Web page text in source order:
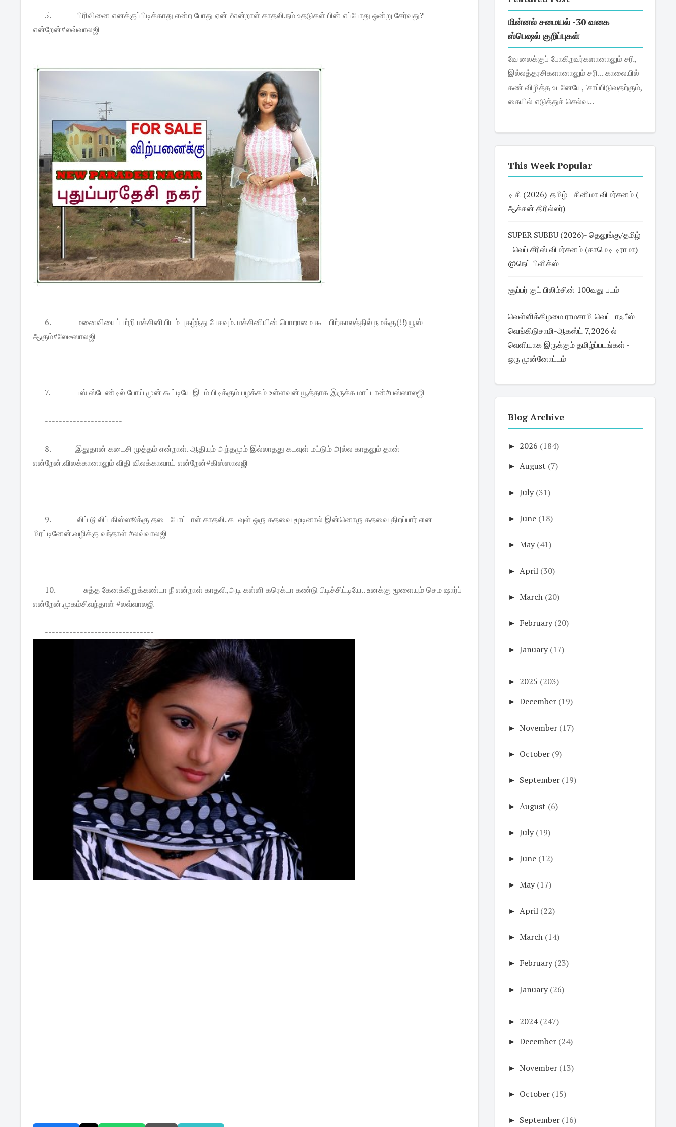
5.
பிரிவினை எனக்குப்பிடிக்காது என்ற போது ஏன் ?என்றாள் காதலி.நம் உதடுகள் பின் எப்போது ஒன்று சேர்வது?
என்றேன்#லவ்வாலஜி
--------------------
6.
மனைவியைப்பற்றி மச்சினியிடம் புகழ்ந்து பேசவும். மச்சினியின் பொறாமை கூட பிற்காலத்தில் நமக்கு(!!) யூஸ்
ஆகும்#லேடீஸாலஜி
-----------------------
7. பஸ் ஸ்டேண்டில் போய் முன் கூட்டியே இடம் பிடிக்கும் பழக்கம் உள்ளவன் யூத்தாக இருக்க மாட்டான்#பஸ்ஸாலஜி
----------------------
8.
இதுதான் கடைசி முத்தம் என்றாள். ஆதியும் அந்தமும் இல்லாதது கடவுள் மட்டும் அல்ல காதலும் தான்
என்றேன்.விலக்கானாலும் விதி விலக்காவாய் என்றேன்#கிஸ்ஸாலஜி
----------------------------
9.
லிப் டூ லிப் கிஸ்ஸூக்கு தடை போட்டாள் காதலி. கடவுள் ஒரு கதவை மூடினால் இன்னொரு கதவை திறப்பார் என
மிரட்டினேன்.வழிக்கு வந்தாள் #லவ்வாலஜி
-------------------------------
10.
சுத்த கேனக்கிறுக்கண்டா நீ என்றாள் காதலி,அடி கள்ளி கரெக்டா கண்டு பிடிச்சிட்டியே.. உனக்கு மூளையும் செம ஷார்ப்
என்றேன்.முகம்சிவந்தாள் #லவ்வாலஜி
-------------------------------
மின்னல் சமையல் -30 வகை
ஸ்பெஷல் குறிப்புகள்
வே லைக்குப் போகிறவர்களானாலும் சரி,
இல்லத்தரசிகளானாலும் சரி... காலையில்
கண் விழித்த உடனேயே, 'சாப்பிடுவதற்கும்,
கையில் எடுத்துச் செல்வ...
This Week Popular
டி சி (2026)-தமிழ் - சினிமா விமர்சனம் (
ஆக்சன் திரில்லர்)
SUPER SUBBU (2026)- தெலுங்கு/தமிழ்
- வெப் சீரிஸ் விமர்சனம் (காமெடி டிராமா)
@நெட் பிளிக்ஸ்
சூப்பர் குட் பிலிம்சின் 100வது படம்
வெள்ளிக்கிழமை ராமசாமி வெட்டாஃபீஸ்
வெங்கிடுசாமி-ஆகஸ்ட் 7,2026 ல்
வெளியாக இருக்கும் தமிழ்ப்படங்கள் -
ஒரு முன்னோட்டம்
Blog Archive
► 2026 (184)
► August (7)
► July (31)
► June (18)
► May (41)
► April (30)
► March (20)
► February (20)
► January (17)
► 2025 (203)
► December (19)
► November (17)
► October (9)
► September (19)
► August (6)
► July (19)
► June (12)
► May (17)
► April (22)
► March (14)
► February (23)
► January (26)
► 2024 (247)
► December (24)
► November (13)
► October (15)
► September (16)